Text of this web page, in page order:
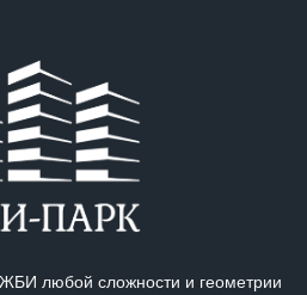
любой сложности и геометрии